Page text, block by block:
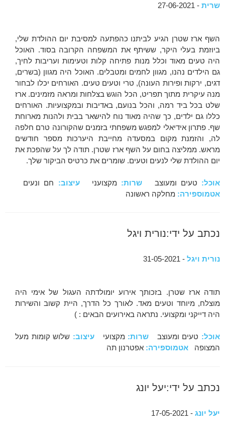
שרית - 27-06-2021
השף ארז שטרן הגיע לביתנו כהפתעה למסיבת יום ההולדת שלי,
ביוזמת בעלי היקר, ששיתף את המשפחה הקרובה בסוד. האוכל
היה טעים מאוד וכלל מנות פתיחה קלות וטעימות ועריבות לחיך,
גם הילדים נהנו, מגוון לחמים ומטבלים. האוכל היה מגוון (בשרים,
דגים, ירקות ופירות העונה), טרי וטעים טעים. האורחים יכלו לבחור
מנה עיקרית מתוך תפריט, הכל הוגש בצלחות ומראה מזמינים. ארז
שלט בכל ביד רמה, והכל בנועם, באדיבות ובמקצועיות. האורחים
כללו גם ילדים, כך שהיה מאוד נוח להישאר בבית ולהנות מארוחת
שף. פתרון אידיאלי למפגש משפחתי בזמנים שהקורונה טרם חלפה
לה, והזמנת מקום במסעדה מחייבת היערכות מספר חודשים
מראש. ממליצה בחום על השף ארז שטרן. תודה לך על שהפכת את
יום ההולדת שלי לנעים וטעים. שומרים את כרטיס הביקור שלך.
אוכל: טעים ומעוצב שרות: מקצועניעיצוב: חם ונעים
אטמוספירה: מחלקה ראשונה
נכתב על ידי:נורית ויגל
נורית ויגל - 31-05-2021
תודה ארז שטרן. בזכותך אירוע יומולדתה העגול של אימי היה
מוצלח, מיוחד וטעים מאד. לאורך כל הדרך, היית קשוב והשירות
היה דייקני ומקצועי. נתראה באירועים הבאים : )
אוכל: טעים ומעוצב שרות: מקצועיעיצוב: שלוש קומות מעל
המצופה אטמוספירה: אפטרנון תה
נכתב על ידי:יעל יונג
יעל יונג - 17-05-2021